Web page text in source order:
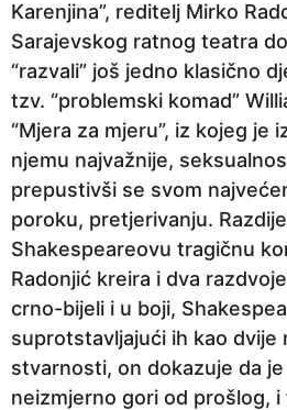
e
p
r
i
j
e
2
g
o
d
i
n
e
p
Karenjina”, reditelj Mirko
Sarajevskog ratnog teatra
“razvali” još jedno klasično
tzv. “problemski komad”
“Mjera za mjeru”, iz kojeg je
njemu najvažnije,
prepustivši se svom
poroku, pretjerivanju.
Shakespeareovu tragičnu
Radonjić kreira i dva
crno-bijeli i u boji,
suprotstavljajući ih kao dvije
stvarnosti, on dokazuje da
neizmjerno gori od prošlog,